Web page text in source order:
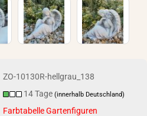
ZO-10130R-hellgrau_138
14 Tage(innerhalb Deutschland)
Farbtabelle Gartenfiguren